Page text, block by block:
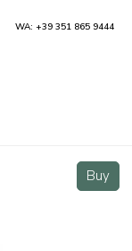
Buy
Buy
WA: +39 351 865 9444